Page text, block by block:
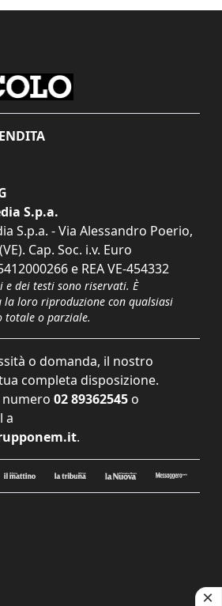
S.p.a.
S.p.a. - Via Alessandro Poerio,
Cap. Soc. i.v. Euro
e REA VE-454332
dei testi sono riservati. È
la loro riproduzione con qualsiasi
totale o parziale.
o domanda, il nostro
completa disposizione.
02 89362545 o
a
.